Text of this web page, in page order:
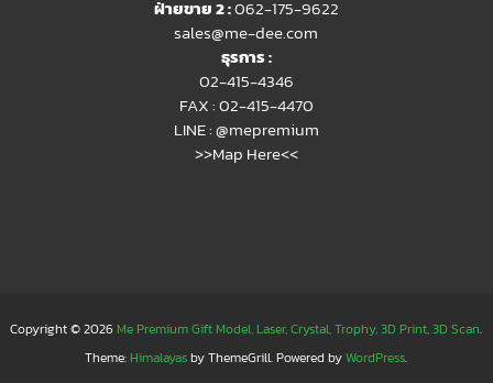
ฝ่ายขาย 2 :062-175-9622
sales@me-dee.com
ธุรการ :
02-415-4346
FAX : 02-415-4470
LINE :@mepremium
>>Map Here<<
Copyright © 2026 Me Premium Gift Model, Laser, Crystal, Trophy, 3D Print, 3D Scan.
Theme: Himalayasby ThemeGrill. Powered byWordPress.